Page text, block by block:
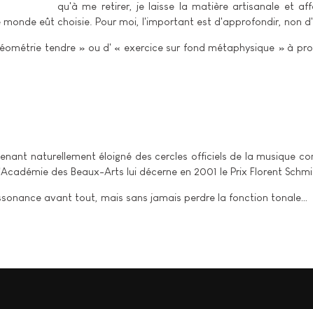
qu'à me retirer, je laisse la matière artisanale et
eût choisie. Pour moi, l'important est d'approfondir, non
tendre » ou d' « exercice sur fond métaphysique » à
naturellement éloigné des cercles officiels de la musique
des Beaux-Arts lui décerne en 2001 le Prix Florent
avant tout, mais sans jamais perdre la fonction tonale…